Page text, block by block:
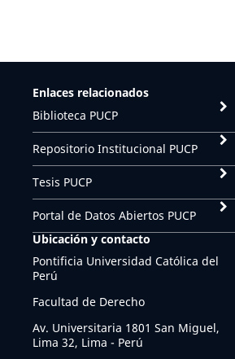
Enlaces relacionados
Biblioteca PUCP
Repositorio Institucional PUCP
Tesis PUCP
Portal de Datos Abiertos PUCP
Ubicación y contacto
Pontificia Universidad Católica del
Perú
Facultad de Derecho
Av. Universitaria 1801 San Miguel,
Lima 32, Lima - Perú